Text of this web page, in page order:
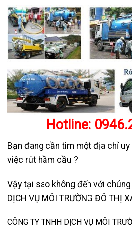
Hotline:
Bạn đang cần tìm một địa chỉ
việc rút hầm cầu ?
Vậy tại sao không đến với chúng
DỊCH VỤ MÔI TRƯỜNG ĐÔ THỊ
CÔNG TY TNHH DỊCH VỤ MÔI